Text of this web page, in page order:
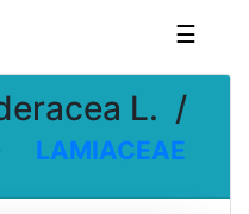
☰
L. /
LAMIACEAE